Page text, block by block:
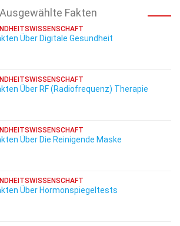
Ausgewählte Fakten
Über Digitale Gesundheit
Über RF (Radiofrequenz) Therapie
Über Die Reinigende Maske
Über Hormonspiegeltests